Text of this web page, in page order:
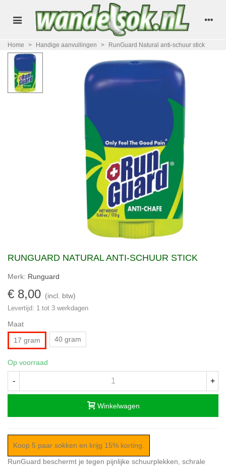
Home > Handige aanvullingen > RunGuard Natural anti-schuur stick
RUNGUARD NATURAL ANTI-SCHUUR STICK
Merk: Runguard
€ 8,00 (incl. btw)
Levertijd: 1 tot 3 werkdagen
Maat
17 gram
40 gram
Op voorraad
- +
Winkelwagen
Koop 5 paar sokken en krijg 15% korting.
RunGuard beschermt je tegen pijnlijke schuurplekken, schrale